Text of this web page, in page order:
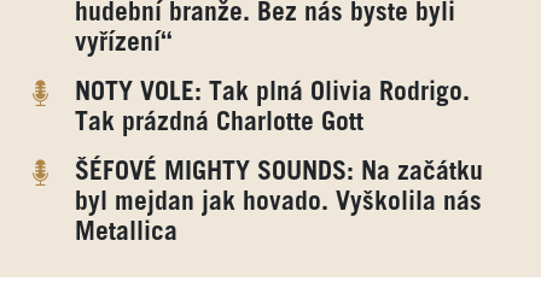
hudební branže. Bez nás byste byli
vyřízení“
NOTY VOLE: Tak plná Olivia Rodrigo.
Tak prázdná Charlotte Gott
ŠÉFOVÉ MIGHTY SOUNDS: Na začátku
byl mejdan jak hovado. Vyškolila nás
Metallica